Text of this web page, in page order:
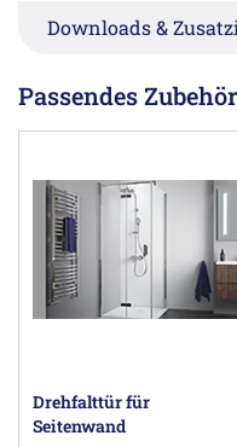
Downloads &
Passendes Zubehör
Drehfalttür für
Seitenwand